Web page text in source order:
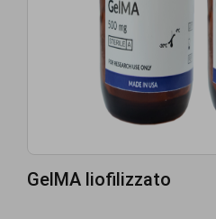
GelMA liofilizzato